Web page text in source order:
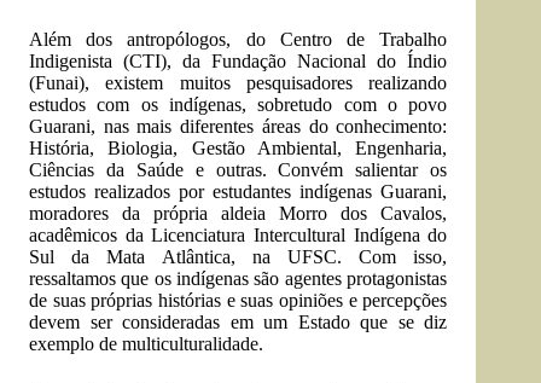
Além dos antropólogos, do Centro de Trabalho
Indigenista (CTI), da Fundação Nacional do Índio
(Funai), existem muitos pesquisadores realizando
estudos com os indígenas, sobretudo com o povo
Guarani, nas mais diferentes áreas do conhecimento:
História, Biologia, Gestão Ambiental, Engenharia,
Ciências da Saúde e outras. Convém salientar os
estudos realizados por estudantes indígenas Guarani,
moradores da própria aldeia Morro dos Cavalos,
acadêmicos da Licenciatura Intercultural Indígena do
Sul da Mata Atlântica, na UFSC. Com isso,
ressaltamos que os indígenas são agentes protagonistas
de suas próprias histórias e suas opiniões e percepções
devem ser consideradas em um Estado que se diz
exemplo de multiculturalidade.